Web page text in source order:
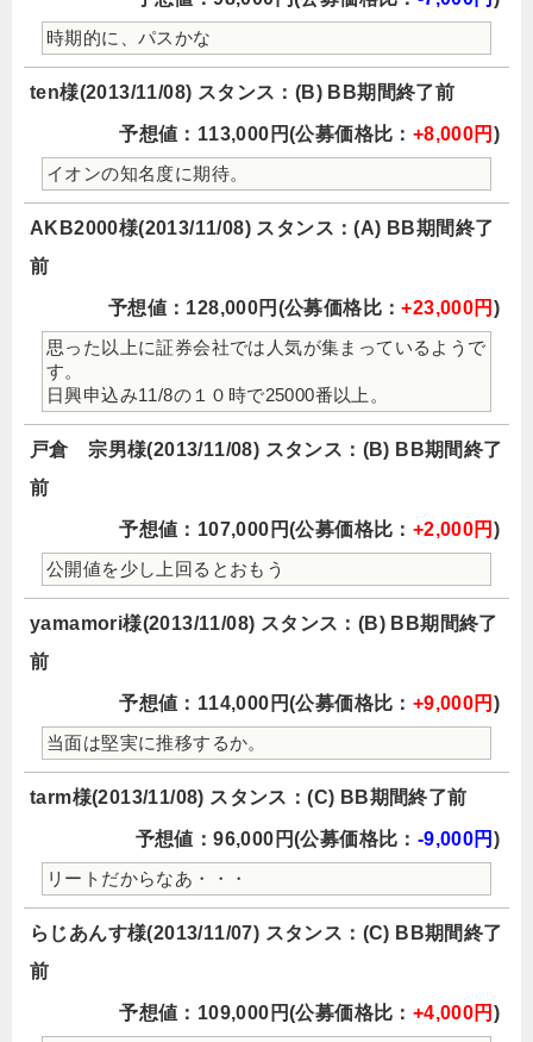
時期的に、パスかな
ten様(2013/11/08) スタンス：(B) BB期間終了前
予想値：113,000円(公募価格比： +8,000円 )
イオンの知名度に期待。
AKB2000様(2013/11/08) スタンス：(A) BB期間終了
前
予想値：128,000円(公募価格比：+23,000円 )
思った以上に証券会社では人気が集まっているようで
す。
日興申込み11/8の１０時で25000番以上。
戸倉 宗男様(2013/11/08) スタンス：(B) BB期間終了
前
予想値：107,000円(公募価格比： +2,000円 )
公開値を少し上回るとおもう
yamamori様(2013/11/08) スタンス：(B) BB期間終了
前
予想値：114,000円(公募価格比： +9,000円 )
当面は堅実に推移するか。
tarm様(2013/11/08) スタンス：(C) BB期間終了前
予想値：96,000円(公募価格比： -9,000円 )
リートだからなあ・・・
らじあんす様(2013/11/07) スタンス：(C) BB期間終了
前
予想値：109,000円(公募価格比： +4,000円 )